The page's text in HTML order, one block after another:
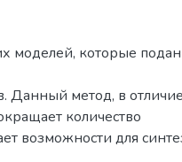
моделей, которые
Данный метод, в
количество
возможности для